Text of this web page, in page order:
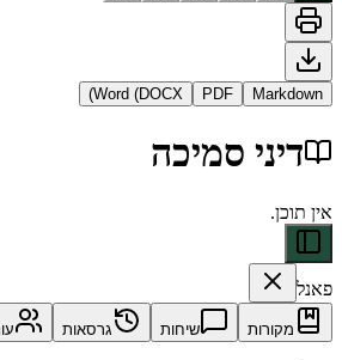
PDF
Word (DOCX)
סמיכה
שיחות גרסאות עורכים